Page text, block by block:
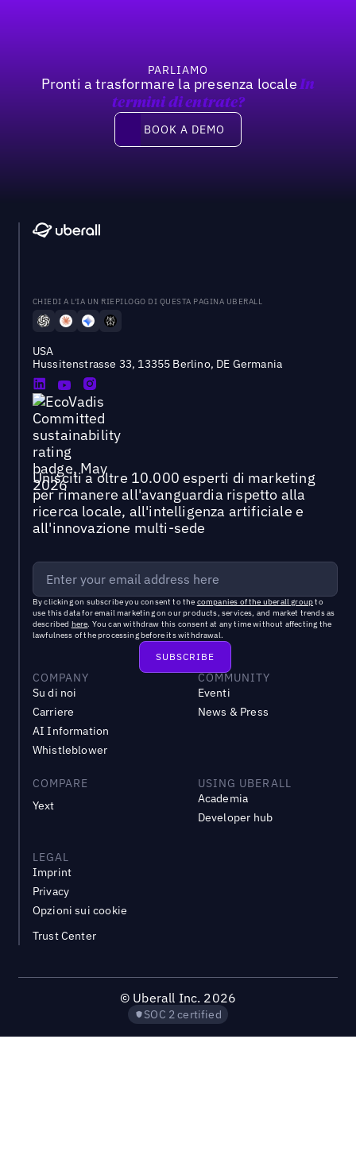
PARLIAMO
Pronti a trasformare la presenza locale In
termini di entrate?
Book a demo
BOOK A DEMO
CHIEDI A L'IA UN RIEPILOGO DI QUESTA PAGINA UBERALL
USA
Hussitenstrasse 33, 13355 Berlino, DE Germania
Unisciti a oltre 10.000 esperti di marketing
per rimanere all'avanguardia rispetto alla
ricerca locale, all'intelligenza artificiale e
all'innovazione multi-sede
By clicking on subscribe you consent to the companies of the uberall groupto
use this data for email marketing on our products, services, and market trends as
described here. You can withdraw this consent at any time without affecting the
lawfulness of the processing before its withdrawal.
COMPANY
Su di noi
Carriere
AI Information
Whistleblower
COMMUNITY
Eventi
News & Press
COMPARE
Yext
USING UBERALL
Academia
Developer hub
LEGAL
Imprint
Privacy
Opzioni sui cookie
Trust Center
© Uberall Inc. 2026
SOC 2 certified